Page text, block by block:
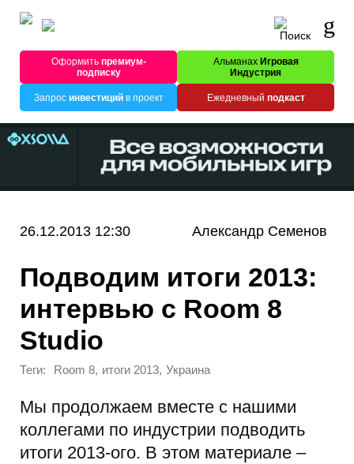
Оформитьпремиум-
подписку
Альманах Игровая
Индустрия
Запрос инвестицийв проект Ежедневный подкаст
26.12.2013 12:30 Александр Семенов
Подводим итоги 2013:
интервью с Room 8
Studio
Теги: Room 8, итоги 2013, Украина
Мы продолжаем вместе с нашими
коллегами по индустрии подводить
итоги 2013-ого. В этом материале –